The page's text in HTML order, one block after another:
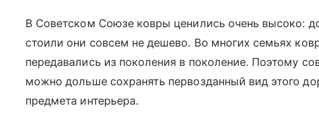
В Советском Союзе ковры ценились очень высоко:
стоили они совсем не дешево. Во многих семьях
передавались из поколения в поколение. Поэтому
можно дольше сохранять первозданный вид этого
предмета интерьера.